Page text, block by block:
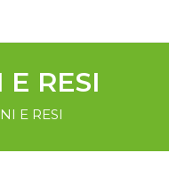
RESI
E RESI